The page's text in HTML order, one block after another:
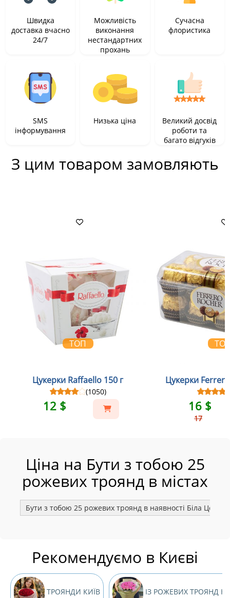
Швидка
доставка вчасно
24/7
Можливість
виконання
нестандартних
прохань
Сучасна
флористика
SMS
інформування
Низька ціна
Великий досвід
роботи та
багато відгуків
З цим товаром замовляють
ТОП
Цукерки Raffaello 150 г
(1050)
12 $
Цукерки
16 $
17
Ціна на Бути з тобою 25
рожевих троянд в містах
Бути з тобою 25 рожевих троянд в наявності Біла Церква
Рекомендуємо в Києві
ТРОЯНДИ КИЇВ ІЗ РОЖЕВИХ ТРОЯНД